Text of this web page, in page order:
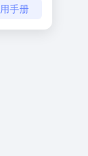
手册